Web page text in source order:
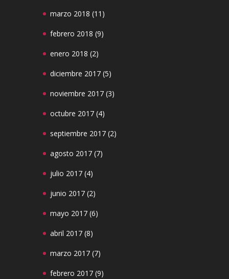
marzo 2018 (11)
febrero 2018 (9)
enero 2018 (2)
diciembre 2017 (5)
noviembre 2017 (3)
octubre 2017 (4)
septiembre 2017 (2)
agosto 2017 (7)
julio 2017 (4)
junio 2017 (2)
mayo 2017 (6)
abril 2017 (8)
marzo 2017 (7)
febrero 2017 (9)